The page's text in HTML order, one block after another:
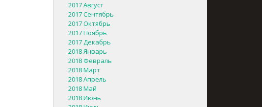
2017 Август
2017 Сентябрь
2017 Октябрь
2017 Ноябрь
2017 Декабрь
2018 Январь
2018 Февраль
2018 Март
2018 Апрель
2018 Май
2018 Июнь